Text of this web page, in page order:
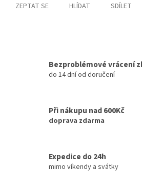
ZEPTAT SE HLÍDAT SDÍLET
Bezproblémové vrácení
do 14 dní od doručení
Při nákupu nad 600Kč
doprava zdarma
Expedice do 24h
mimo víkendy a svátky